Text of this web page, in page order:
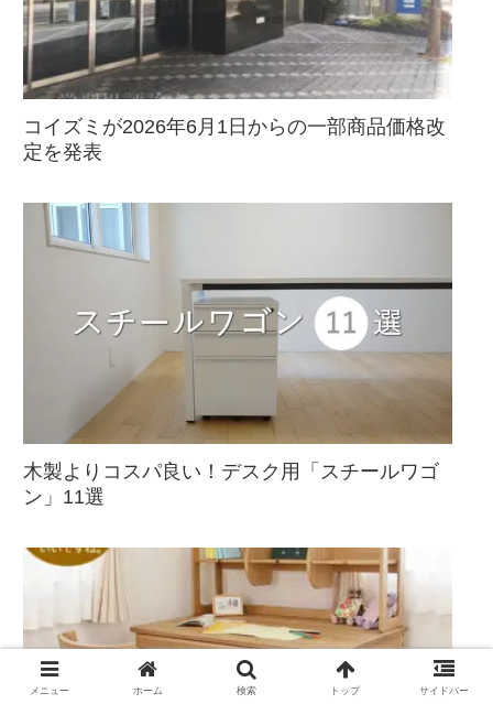
コイズミが2026年6月1日からの一部商品価格改
定を発表
木製よりコスパ良い！デスク用「スチールワゴ
ン」11選
メニュー ホーム 検索 トップ サイドバー